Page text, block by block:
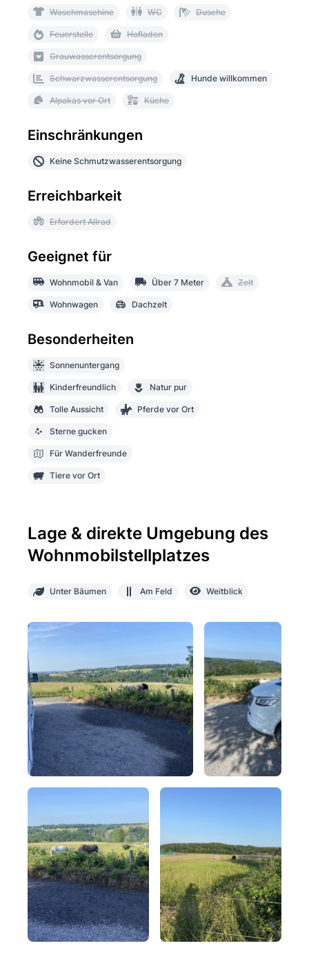
Waschmaschine WC Dusche
Feuerstelle Hofladen
Grauwasserentsorgung
Schwarzwasserentsorgung Hunde willkommen
Alpakas vor Ort Küche
Einschränkungen
Keine Schmutzwasserentsorgung
Erreichbarkeit
Erfordert Allrad
Geeignet für
Wohnmobil & Van Über 7 Meter Zelt
Wohnwagen Dachzelt
Besonderheiten
Sonnenuntergang
Kinderfreundlich Natur pur
Tolle Aussicht Pferde vor Ort
Sterne gucken
Für Wanderfreunde
Tiere vor Ort
Lage & direkte Umgebung des
Wohnmobilstellplatzes
Unter Bäumen Am Feld Weitblick